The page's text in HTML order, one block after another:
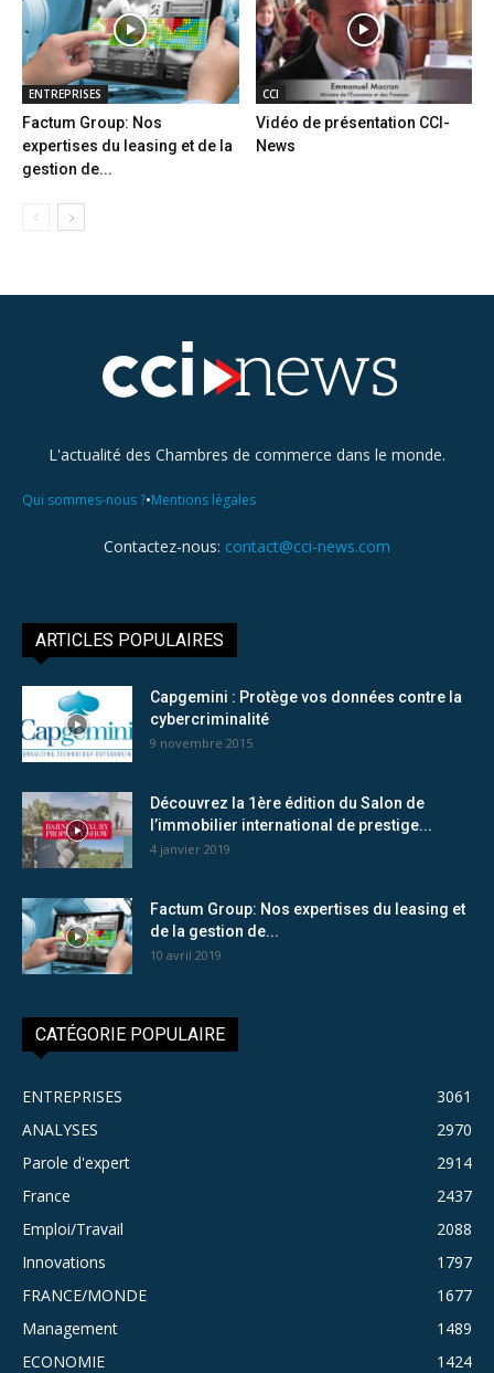
ENTREPRISES
Factum Group: Nos
expertises du leasing et de la
gestion de...
CCI
Vidéo de présentation CCI-
News
L'actualité des Chambres de commerce dans le monde.
Qui sommes-nous ?•Mentions légales
Contactez-nous: contact@cci-news.com
ARTICLES POPULAIRES
Capgemini : Protège vos données contre la
cybercriminalité
9 novembre 2015
Découvrez la 1ère édition du Salon de
l’immobilier international de prestige...
4 janvier 2019
Factum Group: Nos expertises du leasing et
de la gestion de...
10 avril 2019
CATÉGORIE POPULAIRE
ENTREPRISES
3061
ANALYSES
2970
Parole d'expert
2914
France
2437
Emploi/Travail
2088
Innovations
1797
FRANCE/MONDE
1677
Management
1489
ECONOMIE
1424